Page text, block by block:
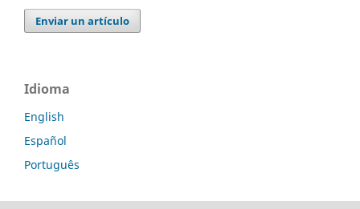
Enviar un artículo
Idioma
English
Español
Português